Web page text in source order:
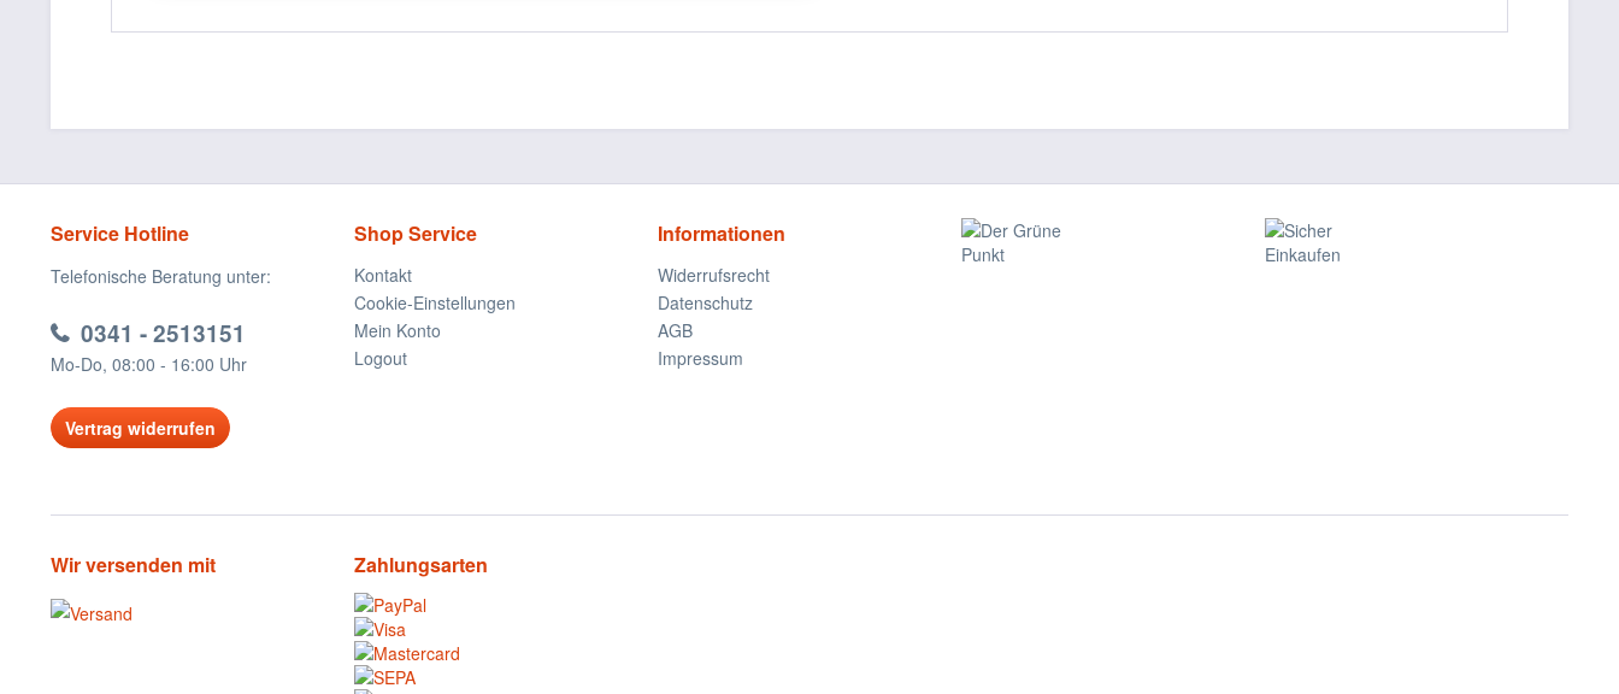
Service Hotline
Telefonische Beratung unter:
0341 - 2513151
Mo-Do, 08:00 - 16:00 Uhr
Vertrag widerrufen
Shop Service
Kontakt
Cookie-Einstellungen
Mein Konto
Logout
Informationen
Widerrufsrecht
Datenschutz
AGB
Impressum
Wir versenden mit Zahlungsarten